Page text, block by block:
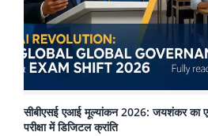
सीबीएसई एआई मूल्यांकन 2026: जयशंकर का
परीक्षा में डिजिटल क्रांति